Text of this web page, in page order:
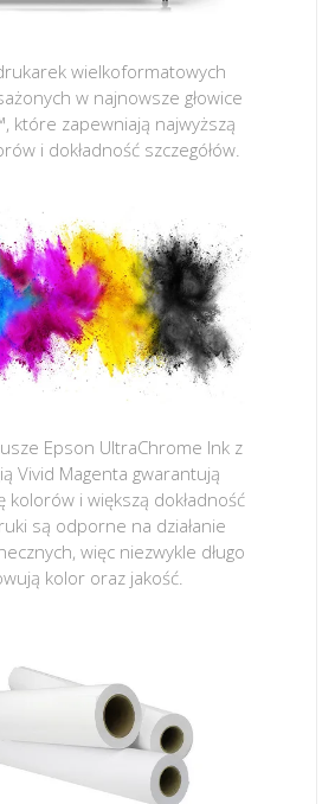
wielkoformatowych
w najnowsze głowice
które zapewniają najwyższą
i dokładność szczegółów.
Epson UltraChrome Ink z
Vivid Magenta gwarantują
kolorów i większą dokładność
są odporne na działanie
więc niezwykle długo
kolor oraz jakość.